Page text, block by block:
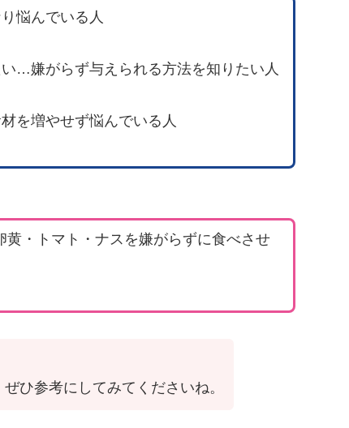
悩んでいる人
…嫌がらず与えられる方法を知りたい人
を増やせず悩んでいる人
・トマト・ナスを嫌がらずに食べさせ
ひ参考にしてみてくださいね。